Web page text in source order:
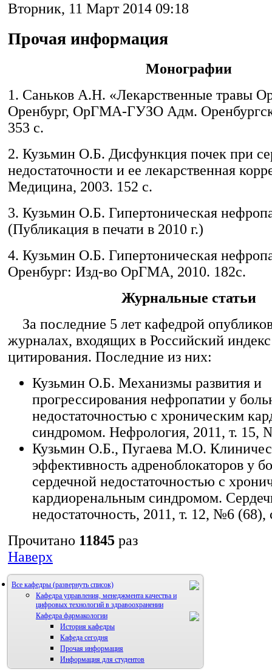
Вторник, 11 Март 2014 09:18
Прочая информация
Монографии
1. Саньков А.Н. «Лекарственные травы
Оренбург, ОрГМА-ГУЗО Адм.
353 с.
2. Кузьмин О.Б. Дисфункция почек при
недостаточности и ее лекарственная
Медицина, 2003. 152 с.
3. Кузьмин О.Б. Гипертоническая
(Публикация в печати в 2010 г.)
4. Кузьмин О.Б. Гипертоническая
Оренбург: Изд-во ОрГМА, 2010. 182с.
Журнальные статьи
За последние 5 лет кафедрой
журналах, входящих в Российский
цитирования. Последние из них:
Кузьмин О.Б. Механизмы развития и
прогрессирования нефропатии у
недостаточностью с хроническим
синдромом. Нефрология, 2011, т. 15,
Кузьмин О.Б., Пугаева М.О.
эффективность адреноблокаторов у
сердечной недостаточностью с
кардиоренальным синдромом.
недостаточность, 2011, т. 12, №6 (68),
Прочитано 11845 раз
Наверх
Все кафедры
Кафедра управления, менеджмента качества и
цифровых технологий в здравоохранении
Кафедра фармакологии
История кафедры
Кафеда сегодня
Прочая информация
Информация для студентов